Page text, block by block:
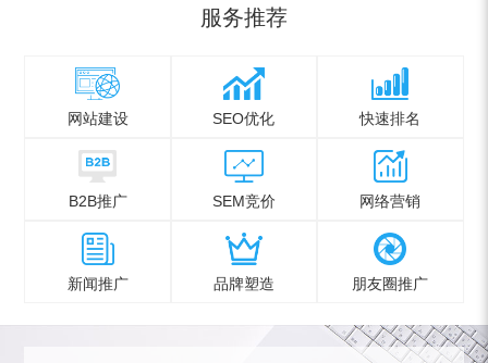
服务推荐
网站建设 SEO优化 快速排名
B2B推广 SEM竞价 网络营销
新闻推广 品牌塑造 朋友圈推广